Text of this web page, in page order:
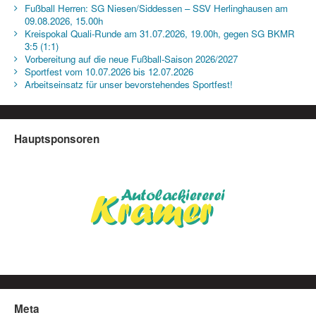
Fußball Herren: SG Niesen/Siddessen – SSV Herlinghausen am
09.08.2026, 15.00h
Kreispokal Quali-Runde am 31.07.2026, 19.00h, gegen SG BKMR
3:5 (1:1)
Vorbereitung auf die neue Fußball-Saison 2026/2027
Sportfest vom 10.07.2026 bis 12.07.2026
Arbeitseinsatz für unser bevorstehendes Sportfest!
Hauptsponsoren
Meta